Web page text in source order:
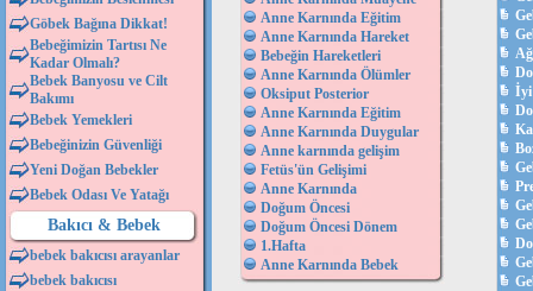
Göbek Bağına Dikkat!
Bebeğimizin Tartısı Ne
Kadar Olmalı?
Bebek Banyosu ve Cilt
Bakımı
Bebek Yemekleri
Bebeğinizin Güvenliği
Yeni Doğan Bebekler
Bebek Odası Ve Yatağı
Bakıcı & Bebek
bebek bakıcısı arayanlar
bebek bakıcısı
Anne Karnında Eğitim
Anne Karnında Hareket
Bebeğin Hareketleri
Anne Karnında Ölümler
Oksiput Posterior
Anne Karnında Eğitim
Anne Karnında Duygular
Anne karnında gelişim
Fetüs'ün Gelişimi
Anne Karnında
Doğum Öncesi
Doğum Öncesi Dönem
1.Hafta
Anne Karnında Bebek
İyi